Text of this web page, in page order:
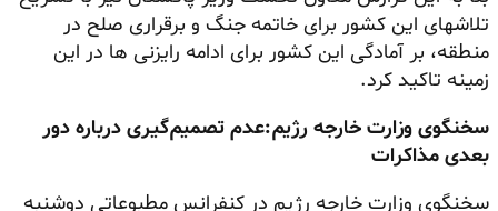
تلاشهای این کشور برای خاتمه جنگ و برقراری صلح در
منطقه، بر آمادگی این کشور برای ادامه رایزنی ها در این
زمینه تاکید کرد.
سخنگوی وزارت خارجه رژیم:عدم تصمیم‌گیری درباره دور
بعدی مذاکرات
سخنگوی وزارت خارجه رژیم در کنفرانس مطبوعاتی دوشنبه